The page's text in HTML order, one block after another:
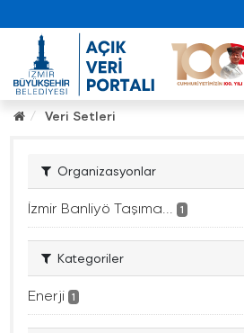
Veri Setleri
Organizasyonlar
İzmir Banliyö Taşıma... 1
Kategoriler
Enerji 1